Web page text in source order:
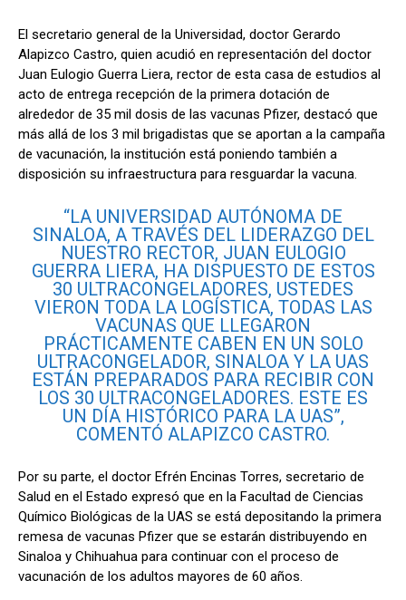
El secretario general de la Universidad, doctor Gerardo
Alapizco Castro, quien acudió en representación del doctor
Juan Eulogio Guerra Liera, rector de esta casa de estudios al
acto de entrega recepción de la primera dotación de
alrededor de 35 mil dosis de las vacunas Pfizer, destacó que
más allá de los 3 mil brigadistas que se aportan a la campaña
de vacunación, la institución está poniendo también a
disposición su infraestructura para resguardar la vacuna.
“LA UNIVERSIDAD AUTÓNOMA DE
SINALOA, A TRAVÉS DEL LIDERAZGO DEL
NUESTRO RECTOR, JUAN EULOGIO
GUERRA LIERA, HA DISPUESTO DE ESTOS
30 ULTRACONGELADORES, USTEDES
VIERON TODA LA LOGÍSTICA, TODAS LAS
VACUNAS QUE LLEGARON
PRÁCTICAMENTE CABEN EN UN SOLO
ULTRACONGELADOR, SINALOA Y LA UAS
ESTÁN PREPARADOS PARA RECIBIR CON
LOS 30 ULTRACONGELADORES. ESTE ES
UN DÍA HISTÓRICO PARA LA UAS”,
COMENTÓ ALAPIZCO CASTRO.
Por su parte, el doctor Efrén Encinas Torres, secretario de
Salud en el Estado expresó que en la Facultad de Ciencias
Químico Biológicas de la UAS se está depositando la primera
remesa de vacunas Pfizer que se estarán distribuyendo en
Sinaloa y Chihuahua para continuar con el proceso de
vacunación de los adultos mayores de 60 años.